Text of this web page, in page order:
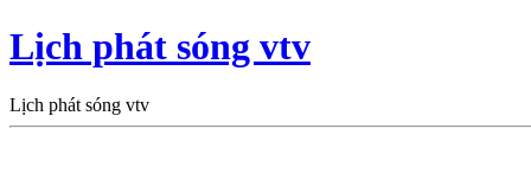
Lịch phát sóng vtv
Lịch phát sóng vtv